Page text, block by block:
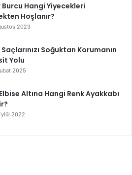
Burcu Hangi Yiyecekleri
Hoşlanır?
2023
Saçlarınızı Soğuktan Korumanın
Yolu
2025
Altına Hangi Renk Ayakkabı
2022